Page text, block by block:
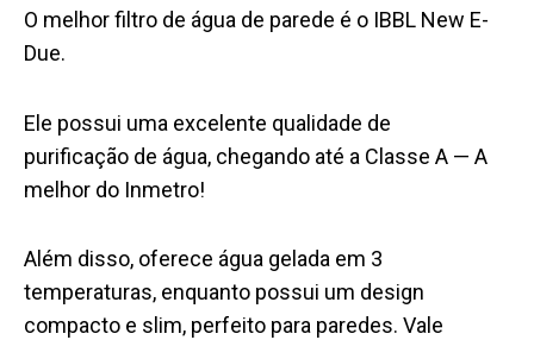
O melhor filtro de água de parede é o IBBL New E-
Due.
Ele possui uma excelente qualidade de
purificação de água, chegando até a Classe A — A
melhor do Inmetro!
Além disso, oferece água gelada em 3
temperaturas, enquanto possui um design
compacto e slim, perfeito para paredes. Vale